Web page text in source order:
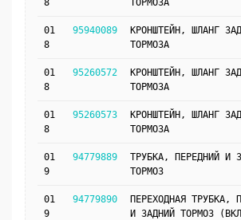
01
8
95940089
КРОНШТЕЙН, ШЛАНГ
ТОРМОЗА
01
8
95260572
КРОНШТЕЙН, ШЛАНГ
ТОРМОЗА
01
8
95260573
КРОНШТЕЙН, ШЛАНГ
ТОРМОЗА
01
9
94779889
ТРУБКА, ПЕРЕДНИЙ И
ТОРМОЗ
01
9
94779890
ПЕРЕХОДНАЯ ТРУБКА,
И ЗАДНИЙ ТОРМОЗ